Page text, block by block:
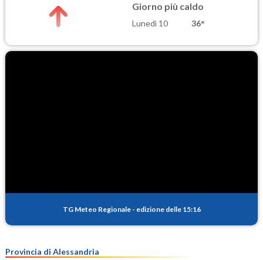
Giorno più caldo
Lunedì 10 36°
TG Meteo Regionale - edizione delle 15:16
Provincia di Alessandria